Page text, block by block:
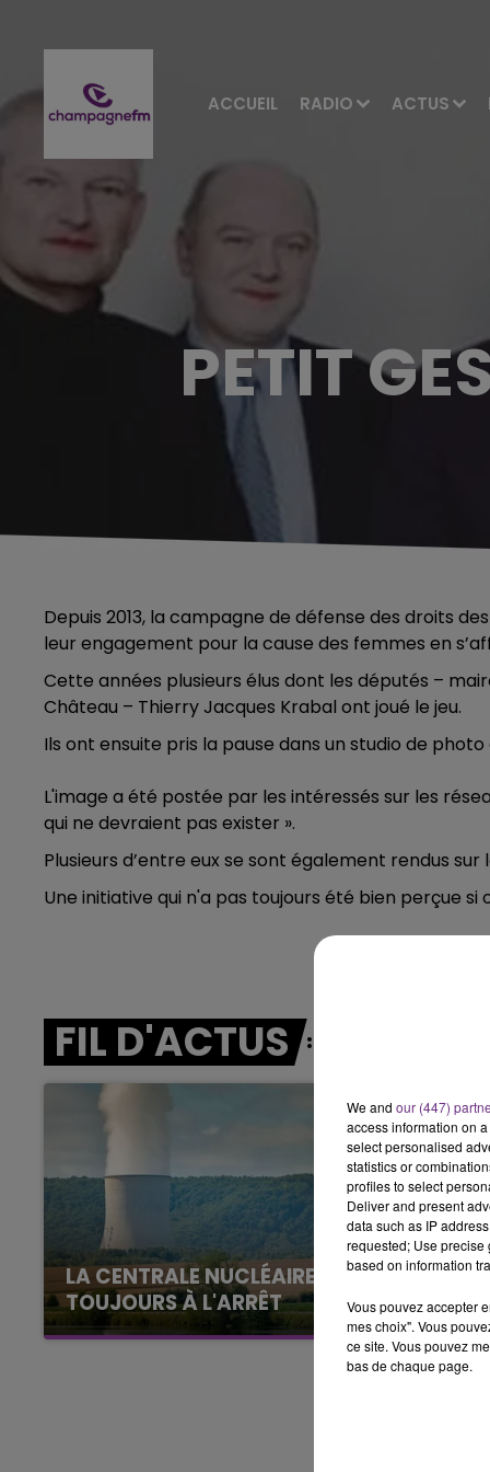
ACCUEIL RADIO ACTUS
11h00 - 16h00
LE WEEK-END CHAMPAGNE FM
PETIT
Depuis 2013, la campagne de défense des droits
leur engagement pour la cause des femmes en
Cette années plusieurs élus dont les députés –
Château – Thierry Jacques Krabal ont joué le jeu.
Ils ont ensuite pris la pause dans un studio de
L'image a été postée par les intéressés sur les
qui ne devraient pas exister ».
Plusieurs d’entre eux se sont également rendus
Une initiative qui n'a pas toujours été bien perçue
FIL D'ACTUS
LA CENTRALE NUCLÉAIRE DE CHOOZ
TOUJOURS À L'ARRÊT
Cela fait déjà une semaine que la centrale
nucléaire ardennaise est à l'arrêt. Une situation
We and our (447)
access information on
select personalised
statistics or
profiles to select
Deliver and present
data such as IP
requested; Use precise
based on information
Vous pouvez accepter
mes choix". Vous
ce site. Vous pouvez
bas de chaque page.